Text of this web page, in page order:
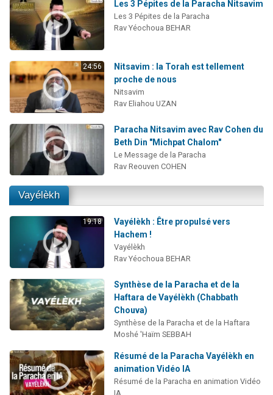
Les 3 Pépites de la Paracha Nitsavim
Les 3 Pépites de la Paracha
Rav Yéochoua BEHAR
24:56
Nitsavim : la Torah est tellement
proche de nous
Nitsavim
Rav Eliahou UZAN
Paracha Nitsavim avec Rav Cohen du
Beth Din "Michpat Chalom"
Le Message de la Paracha
Rav Reouven COHEN
Vayélèkh
19:18
Vayélèkh : Être propulsé vers
Hachem !
Vayélèkh
Rav Yéochoua BEHAR
Synthèse de la Paracha et de la
Haftara de Vayélèkh (Chabbath
Chouva)
Synthèse de la Paracha et de la Haftara
Moshé 'Haïm SEBBAH
Résumé de la Paracha Vayélèkh en
animation Vidéo IA
Résumé de la Paracha en animation Vidéo
IA